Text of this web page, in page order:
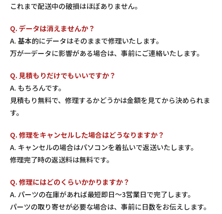
これまで配送中の破損はほぼありません。
Q. データは消えませんか？
A. 基本的にデータはそのままで修理いたします。
万が一データに影響がある場合は、事前にご連絡いたします。
Q. 見積もりだけでもいいですか？
A. もちろんです。
見積もり無料で、修理するかどうかは金額を見てから決められま
す。
Q. 修理をキャンセルした場合はどうなりますか？
A. キャンセルの場合はパソコンを着払いで返送いたします。
修理完了時の返送料は無料です。
Q. 修理にはどのくらいかかりますか？
A. パーツの在庫があれば最短即日〜3営業日で完了します。
パーツの取り寄せが必要な場合は、事前に日数をお伝えします。